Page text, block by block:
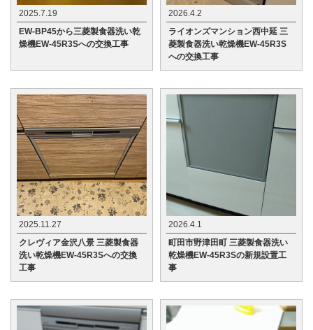
2025.7.19
EW-BP45から三菱製食器洗い乾
燥機EW-45R3Sへの交換工事
2026.4.2
ライオンズマンション西中延 三
菱製食器洗い乾燥機EW-45R3S
への交換工事
2025.11.27
クレヴィア金沢八景 三菱製食器
洗い乾燥機EW-45R3Sへの交換
工事
2026.4.1
町田市野津田町 三菱製食器洗い
乾燥機EW-45R3Sの新規設置工
事